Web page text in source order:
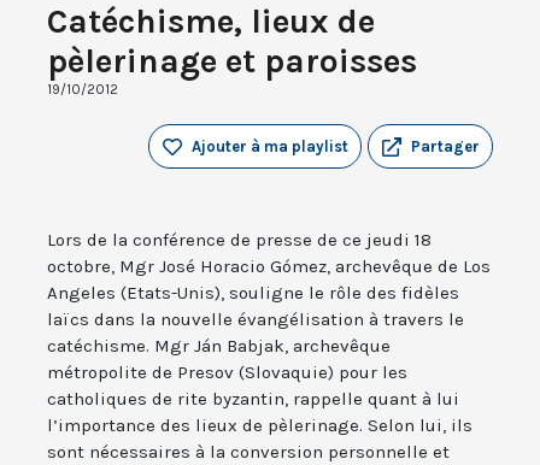
Catéchisme, lieux de
pèlerinage et paroisses
19/10/2012
Partager
Ajouter à ma playlist
Lors de la conférence de presse de ce jeudi 18
octobre, Mgr José Horacio Gómez, archevêque de Los
Angeles (Etats-Unis), souligne le rôle des fidèles
laïcs dans la nouvelle évangélisation à travers le
catéchisme. Mgr Ján Babjak, archevêque
métropolite de Presov (Slovaquie) pour les
catholiques de rite byzantin, rappelle quant à lui
l’importance des lieux de pèlerinage. Selon lui, ils
sont nécessaires à la conversion personnelle et